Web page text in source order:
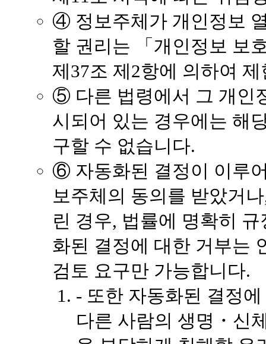
④ 정보주체가 개인정보
할 권리는 「개인정보 보
제37조 제2항에 의하여
⑤ 다른 법령에서 그 개인
시되어 있는 경우에는 해
구할 수 없습니다.
⑥ 자동화된 결정이 이루
보주체의 동의를 받았거
린 경우, 법률에 명확히
화된 결정에 대한 거부는
검토 요구만 가능합니다.
- 또한 자동화된 결정
다른 사람의 생명・신